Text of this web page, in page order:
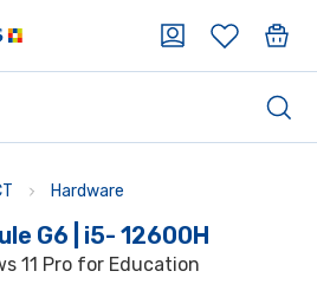
Hardware
G6 | i5- 12600H
11 Pro for Education